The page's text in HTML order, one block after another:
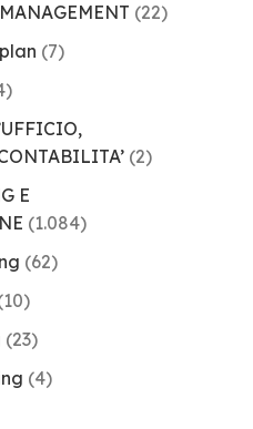
(22)
(7)
(2)
E
(1.084)
(62)
(23)
(4)